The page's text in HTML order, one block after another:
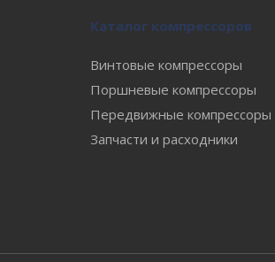
Каталог компрессоров
Винтовые компрессоры
Поршневые компрессоры
Передвижные компрессоры
Запчасти и расходники